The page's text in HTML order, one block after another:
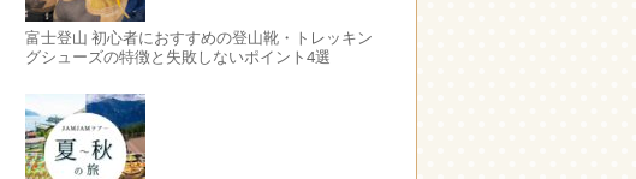
富士登山 初心者におすすめの登山靴・トレッキン
グシューズの特徴と失敗しないポイント4選